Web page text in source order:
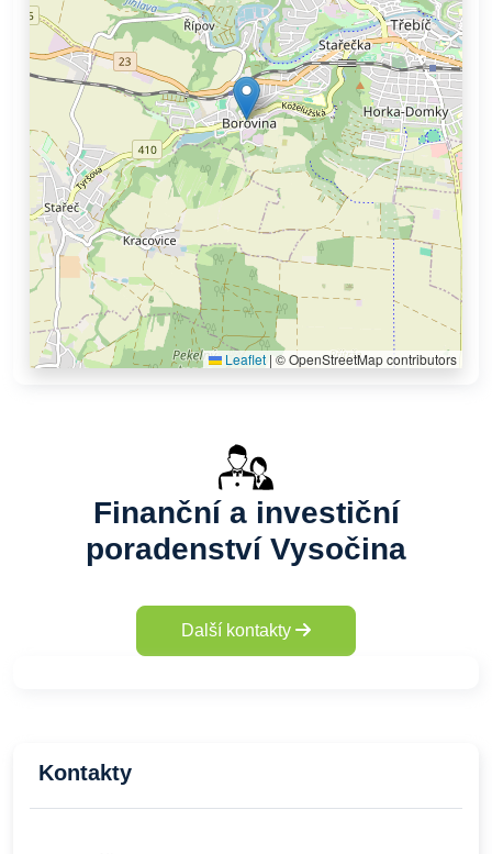
Leaflet | © OpenStreetMap contributors
Finanční a investiční
poradenství Vysočina
Další kontakty
Kontakty